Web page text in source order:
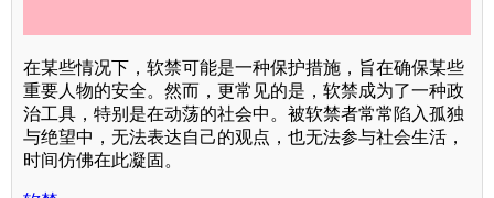
在某些情况下，软禁可能是一种保护措施，旨在确保某些
重要人物的安全。然而，更常见的是，软禁成为了一种政
治工具，特别是在动荡的社会中。被软禁者常常陷入孤独
与绝望中，无法表达自己的观点，也无法参与社会生活，
时间仿佛在此凝固。